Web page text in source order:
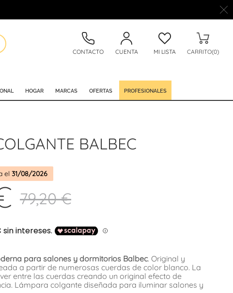
CONTACTO CUENTA MI LISTA CARRITO(0)
HOGAR MARCAS OFERTAS PROFESIONALES
BALBEC
el 31/08/2026
79,20 €
para salones y dormitorios Balbec. Original y
a partir de numerosas cuerdas de color blanco. La
entre las cuerdas creando un original efecto de
Lámpara colgante diseñada para iluminar salones y